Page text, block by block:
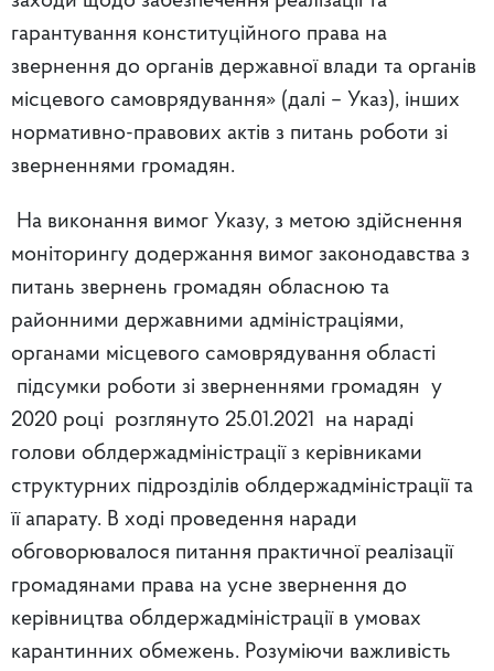
гарантування конституційного права на
звернення до органів державної влади та органів
місцевого самоврядування» (далі – Указ), інших
нормативно-правових актів з питань роботи зі
зверненнями громадян.
На виконання вимог Указу, з метою здійснення
моніторингу додержання вимог законодавства з
питань звернень громадян обласною та
районними державними адміністраціями,
органами місцевого самоврядування області
підсумки роботи зі зверненнями громадян у
2020 році розглянуто 25.01.2021 на нараді
голови облдержадміністрації з керівниками
структурних підрозділів облдержадміністрації та
її апарату. В ході проведення наради
обговорювалося питання практичної реалізації
громадянами права на усне звернення до
керівництва облдержадміністрації в умовах
карантинних обмежень. Розуміючи важливість